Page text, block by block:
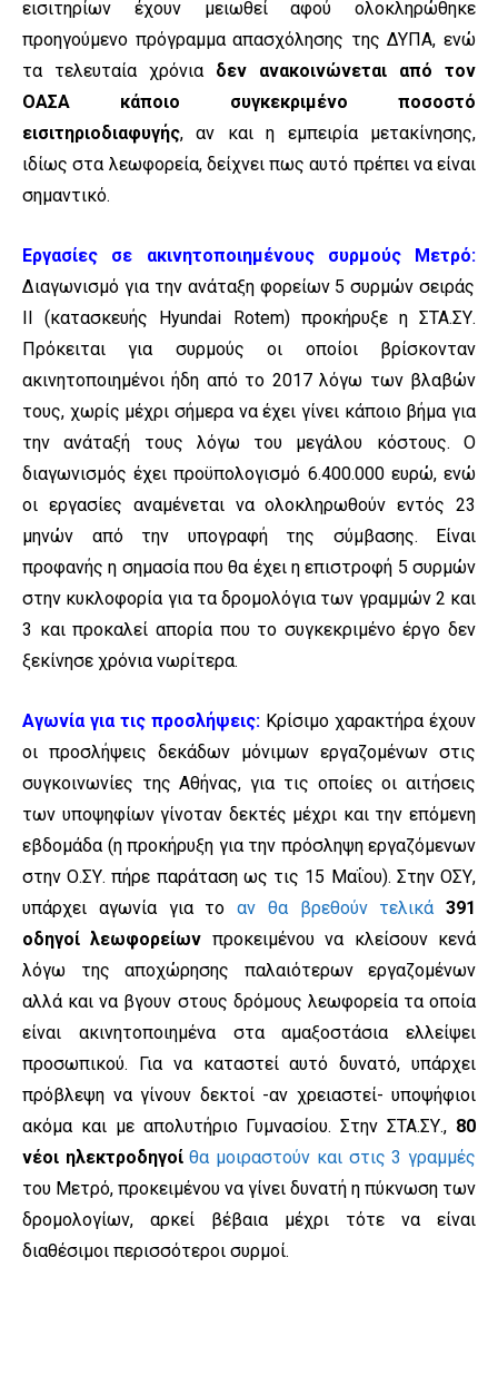
εισιτηρίων έχουν μειωθεί αφού ολοκληρώθηκε
προηγούμενο πρόγραμμα απασχόλησης της ΔΥΠΑ, ενώ
τα τελευταία χρόνια δεν ανακοινώνεται από τον
ΟΑΣΑ κάποιο συγκεκριμένο ποσοστό
εισιτηριοδιαφυγής, αν και η εμπειρία μετακίνησης,
ιδίως στα λεωφορεία, δείχνει πως αυτό πρέπει να είναι
σημαντικό.
Εργασίες σε ακινητοποιημένους συρμούς Μετρό:
Διαγωνισμό για την ανάταξη φορείων 5 συρμών σειράς
ΙΙ (κατασκευής Hyundai Rotem) προκήρυξε η ΣΤΑ.ΣΥ.
Πρόκειται για συρμούς οι οποίοι βρίσκονταν
ακινητοποιημένοι ήδη από το 2017 λόγω των βλαβών
τους, χωρίς μέχρι σήμερα να έχει γίνει κάποιο βήμα για
την ανάταξή τους λόγω του μεγάλου κόστους. Ο
διαγωνισμός έχει προϋπολογισμό 6.400.000 ευρώ, ενώ
οι εργασίες αναμένεται να ολοκληρωθούν εντός 23
μηνών από την υπογραφή της σύμβασης. Είναι
προφανής η σημασία που θα έχει η επιστροφή 5 συρμών
στην κυκλοφορία για τα δρομολόγια των γραμμών 2 και
3 και προκαλεί απορία που το συγκεκριμένο έργο δεν
ξεκίνησε χρόνια νωρίτερα.
Αγωνία για τις προσλήψεις: Κρίσιμο χαρακτήρα έχουν
οι προσλήψεις δεκάδων μόνιμων εργαζομένων στις
συγκοινωνίες της Αθήνας, για τις οποίες οι αιτήσεις
των υποψηφίων γίνοταν δεκτές μέχρι και την επόμενη
εβδομάδα (η προκήρυξη για την πρόσληψη εργαζόμενων
στην Ο.ΣΥ. πήρε παράταση ως τις 15 Μαΐου). Στην ΟΣΥ,
υπάρχει αγωνία για το αν θα βρεθούν τελικά 391
οδηγοί λεωφορείων προκειμένου να κλείσουν κενά
λόγω της αποχώρησης παλαιότερων εργαζομένων
αλλά και να βγουν στους δρόμους λεωφορεία τα οποία
είναι ακινητοποιημένα στα αμαξοστάσια ελλείψει
προσωπικού. Για να καταστεί αυτό δυνατό, υπάρχει
πρόβλεψη να γίνουν δεκτοί -αν χρειαστεί- υποψήφιοι
ακόμα και με απολυτήριο Γυμνασίου. Στην ΣΤΑ.ΣΥ., 80
νέοι ηλεκτροδηγοί θα μοιραστούν και στις 3 γραμμές
του Μετρό, προκειμένου να γίνει δυνατή η πύκνωση των
δρομολογίων, αρκεί βέβαια μέχρι τότε να είναι
διαθέσιμοι περισσότεροι συρμοί.